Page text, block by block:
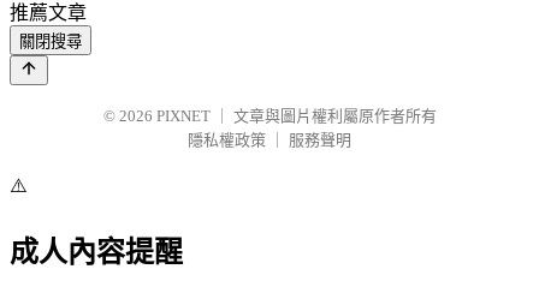
推薦文章
關閉搜尋
© 2026 PIXNET
文章與圖片權利屬原作者所有
隱私權政策
服務聲明
⚠️
成人內容提醒